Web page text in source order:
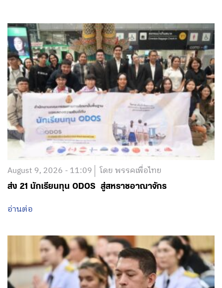
August 9, 2026 - 11:09 โดย พรรคเพื่อไทย
ส่ง 21 นักเรียนทุน ODOS สู่สหราชอาณาจักร
อ่านต่อ